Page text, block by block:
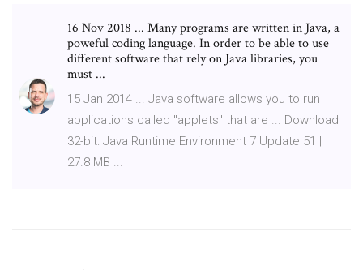
16 Nov 2018 ... Many programs are written in Java, a
poweful coding language. In order to be able to use
different software that rely on Java libraries, you
must ...
15 Jan 2014 ... Java software allows you to run
applications called "applets" that are ... Download
32-bit: Java Runtime Environment 7 Update 51 |
27.8 MB ...